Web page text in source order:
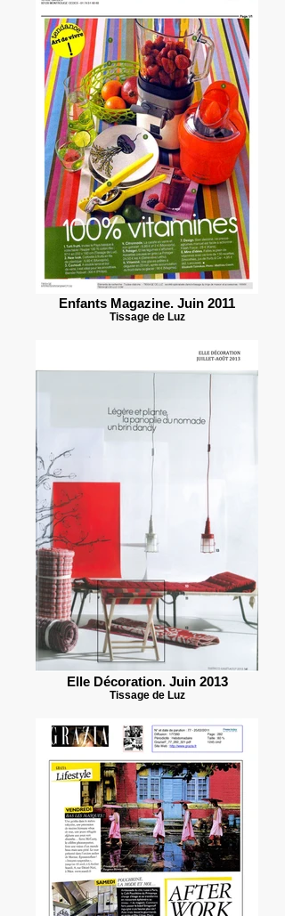
Enfants Magazine. Juin 2011
Tissage de Luz
Elle Décoration. Juin 2013
Tissage de Luz